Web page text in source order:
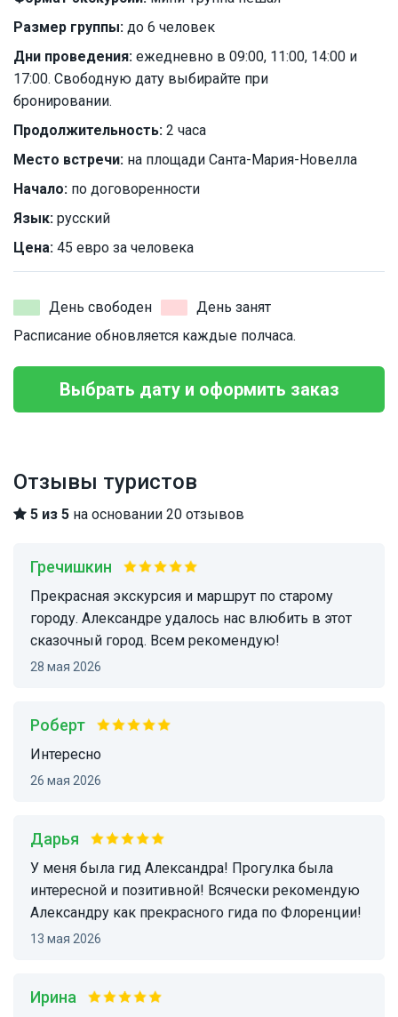
Размер группы: до 6 человек
Дни проведения: ежедневно в 09:00, 11:00, 14:00 и
17:00. Свободную дату выбирайте при
бронировании.
Продолжительность: 2 часа
Место встречи: на площади Санта-Мария-Новелла
Начало: по договоренности
Язык: русский
Цена: 45 евро за человека
День свободен
День занят
Расписание обновляется каждые полчаса.
Выбрать дату и оформить заказ
Отзывы туристов
5 из 5 на основании 20 отзывов
Гречишкин
Прекрасная экскурсия и маршрут по старому
городу. Александре удалось нас влюбить в этот
сказочный город. Всем рекомендую!
28 мая 2026
Роберт
интересно
26 мая 2026
Дарья
У меня была гид Александра! Прогулка была
интересной и позитивной! Всячески рекомендую
Александру как прекрасного гида по Флоренции!
13 мая 2026
Ирина